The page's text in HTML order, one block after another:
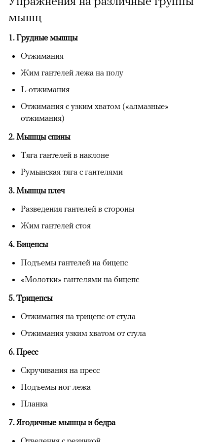
мышц
1. Грудные мышцы
Отжимания
Жим гантелей лежа на полу
L-отжимания
Отжимания с узким хватом («алмазные»
отжимания)
2. Мышцы спины
Тяга гантелей в наклоне
Румынская тяга с гантелями
3. Мышцы плеч
Разведения гантелей в стороны
Жим гантелей стоя
4. Бицепсы
Подъемы гантелей на бицепс
«Молотки» гантелями на бицепс
5. Трицепсы
Отжимания на трицепс от стула
Отжимания узким хватом от стула
6. Пресс
Скручивания на пресс
Подъемы ног лежа
Планка
7. Ягодичные мышцы и бедра